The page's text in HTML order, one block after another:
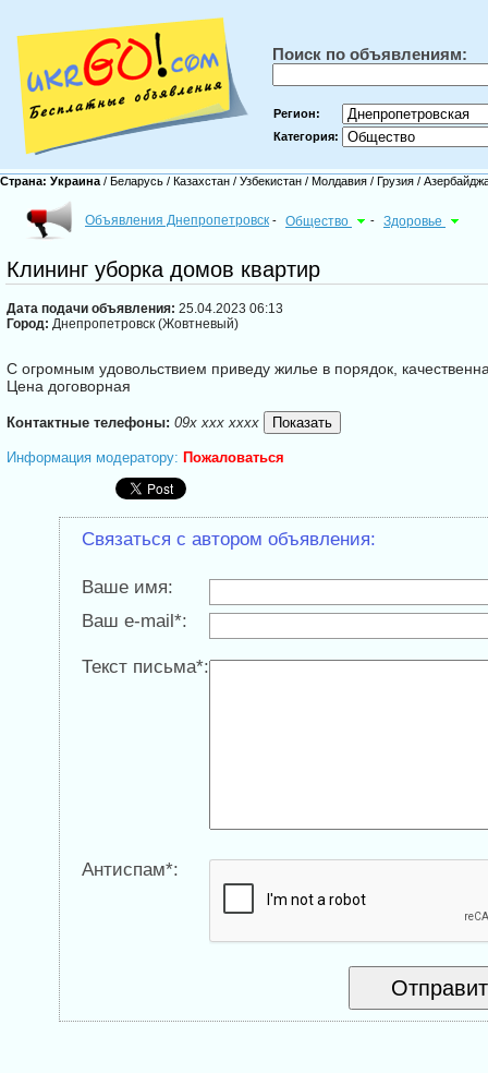
Поиск по объявлениям:
Регион:
Категория:
Страна: Украина / Беларусь / Казахстан / Узбекистан / Молдавия / Грузия /
Объявления Днепропетровск - Общество - Здоровье
Клининг уборка домов квартир
Дата подачи объявления: 25.04.2023 06:13
Город: Днепропетровск (Жовтневый)
С огромным удовольствием приведу жилье в порядок,
Цена договорная
Контактные телефоны: 09x xxx xxxx
Информация модератору: Пожаловаться
Связаться с автором объявления:
Ваше имя:
Ваш e-mail*:
Текст письма*:
Антиспам*: